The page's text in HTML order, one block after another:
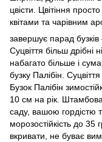
цвісти. Цвітіння
квітами та чарівним
завершує парад бузків
Суцвіття більш дрібні
набагато більше і
бузку Палібін.
Бузок Палібін
10 см на рік.
саду, вашою гордістю
морозостійкість до 35
вкривати, не буває